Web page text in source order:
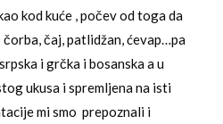
kod kuće , počev od toga da
čaj, patlidžan, ćevap…pa
i grčka i bosanska a u
ukusa i spremljena na isti
mi smo prepoznali i